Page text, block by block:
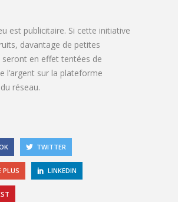
est publicitaire. Si cette initiative
davantage de petites
seront en effet tentées de
l’argent sur la plateforme
réseau.
TWITTER
PLUS LINKEDIN